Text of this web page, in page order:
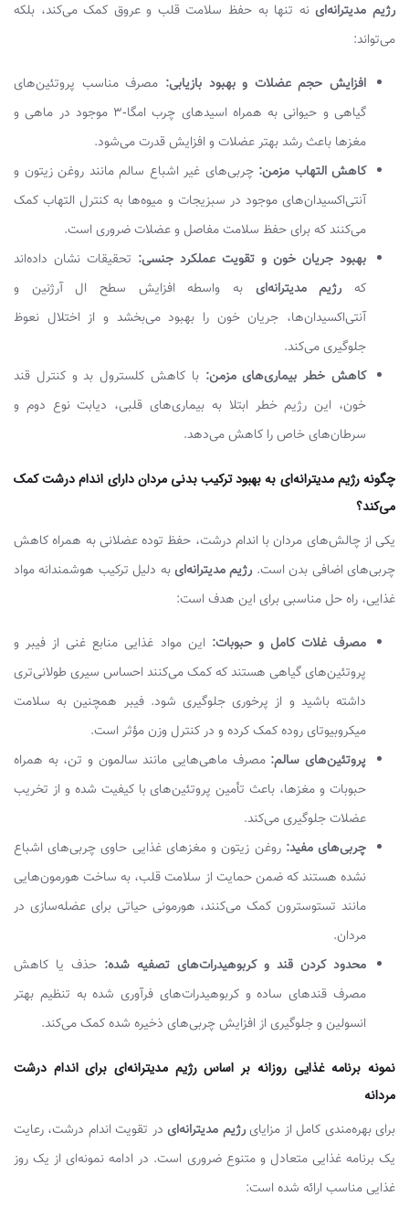
رژیم مدیترانه‌اینه تنها به حفظ سلامت قلب و عروق کمک می‌کند، بلکه
می‌تواند:
افزایش حجم عضلات و بهبود بازیابی: مصرف مناسب پروتئین‌های
گیاهی و حیوانی به همراه اسیدهای چرب امگا-3 موجود در ماهی و
مغزها باعث رشد بهتر عضلات و افزایش قدرت می‌شود.
کاهش التهاب مزمن: چربی‌های غیر اشباع سالم مانند روغن زیتون و
آنتی‌اکسیدان‌های موجود در سبزیجات و میوه‌ها به کنترل التهاب کمک
می‌کنند که برای حفظ سلامت مفاصل و عضلات ضروری است.
بهبود جریان خون و تقویت عملکرد جنسی: تحقیقات نشان داده‌اند
که رژیم مدیترانه‌ای به واسطه افزایش سطح ال آرژنین و
آنتی‌اکسیدان‌ها، جریان خون را بهبود می‌بخشد و از اختلال نعوظ
جلوگیری می‌کند.
کاهش خطر بیماری‌های مزمن: با کاهش کلسترول بد و کنترل قند
خون، این رژیم خطر ابتلا به بیماری‌های قلبی، دیابت نوع دوم و
سرطان‌های خاص را کاهش می‌دهد.
چگونه رژیم مدیترانه‌ای به بهبود ترکیب بدنی مردان دارای اندام درشت کمک
می‌کند؟
یکی از چالش‌های مردان با اندام درشت، حفظ توده عضلانی به همراه کاهش
چربی‌های اضافی بدن است. رژیم مدیترانه‌ایبه دلیل ترکیب هوشمندانه مواد
غذایی، راه حل مناسبی برای این هدف است:
مصرف غلات کامل و حبوبات: این مواد غذایی منابع غنی از فیبر و
پروتئین‌های گیاهی هستند که کمک می‌کنند احساس سیری طولانی‌تری
داشته باشید و از پرخوری جلوگیری شود. فیبر همچنین به سلامت
میکروبیوتای روده کمک کرده و در کنترل وزن مؤثر است.
پروتئین‌های سالم: مصرف ماهی‌هایی مانند سالمون و تن، به همراه
حبوبات و مغزها، باعث تأمین پروتئین‌های با کیفیت شده و از تخریب
عضلات جلوگیری می‌کند.
چربی‌های مفید: روغن زیتون و مغزهای غذایی حاوی چربی‌های اشباع
نشده هستند که ضمن حمایت از سلامت قلب، به ساخت هورمون‌هایی
مانند تستوسترون کمک می‌کنند، هورمونی حیاتی برای عضله‌سازی در
مردان.
محدود کردن قند و کربوهیدرات‌های تصفیه شده: حذف یا کاهش
مصرف قندهای ساده و کربوهیدرات‌های فرآوری شده به تنظیم بهتر
انسولین و جلوگیری از افزایش چربی‌های ذخیره شده کمک می‌کند.
نمونه برنامه غذایی روزانه بر اساس رژیم مدیترانه‌ای برای اندام درشت
مردانه
برای بهره‌مندی کامل از مزایایرژیم مدیترانه‌ایدر تقویت اندام درشت، رعایت
یک برنامه غذایی متعادل و متنوع ضروری است. در ادامه نمونه‌ای از یک روز
غذایی مناسب ارائه شده است: